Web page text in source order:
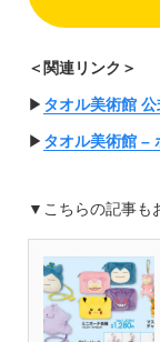
＜関連リンク＞
▶︎ タオル美術館 公
▶︎ タオル美術館 –
▼こちらの記事も